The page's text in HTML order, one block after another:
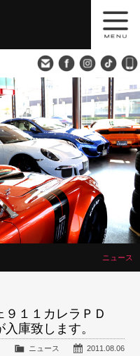
ニュース
１１カレラＰＤ
庫致します。
2011.08.06
ニュース